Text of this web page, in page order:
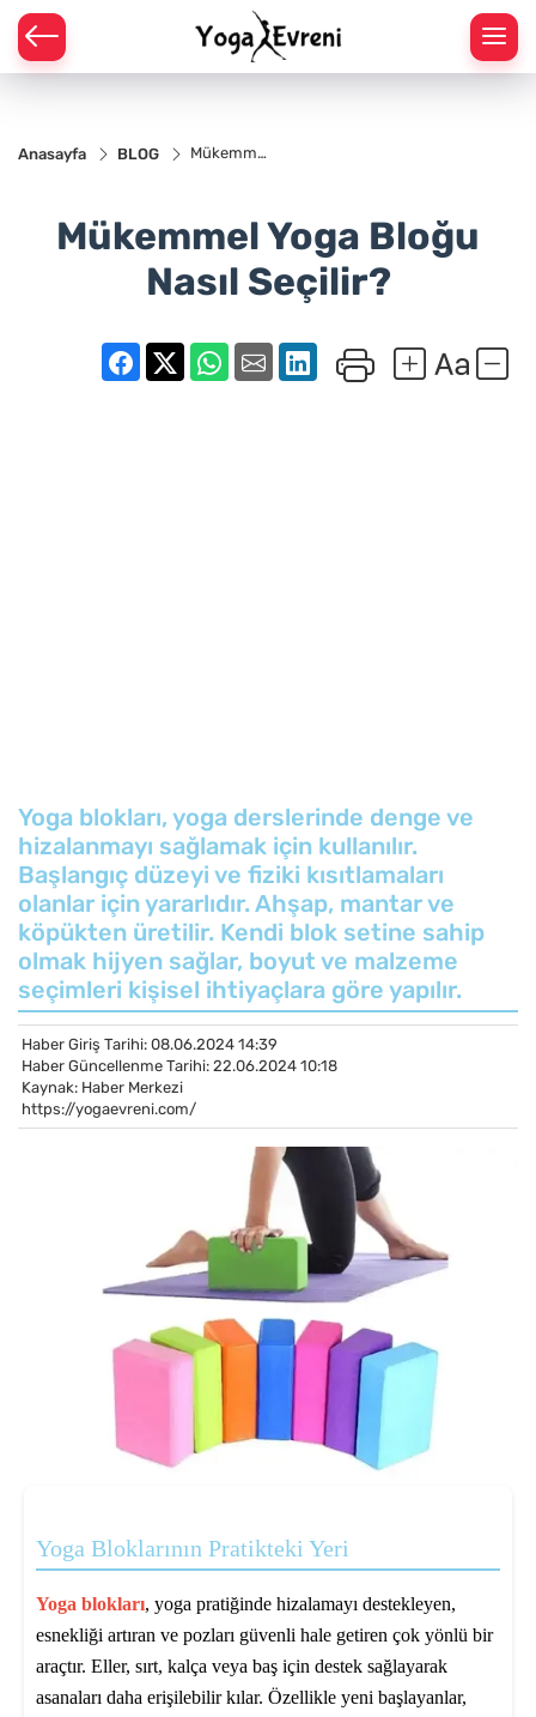
YOGA POZLARI
YOGA POZLARI
YOGA POZLARI
Anasayfa BLOG
Mükemmel
Seçilir?
Mükemmel Yoga Bloğu
Nasıl Seçilir?
Yoga blokları, yoga derslerinde denge ve
hizalanmayı sağlamak için kullanılır.
Başlangıç düzeyi ve fiziki kısıtlamaları
olanlar için yararlıdır. Ahşap, mantar ve
köpükten üretilir. Kendi blok setine sahip
olmak hijyen sağlar, boyut ve malzeme
seçimleri kişisel ihtiyaçlara göre yapılır.
Haber Giriş Tarihi: 08.06.2024 14:39
Haber Güncellenme Tarihi: 22.06.2024 10:18
Kaynak: Haber Merkezi
https://yogaevreni.com/
Yoga Bloklarının Pratikteki Yeri
Yoga blokları, yoga pratiğinde hizalamayı destekleyen,
esnekliği artıran ve pozları güvenli hale getiren çok yönlü bir
araçtır. Eller, sırt, kalça veya baş için destek sağlayarak
asanaları daha erişilebilir kılar. Özellikle yeni başlayanlar,